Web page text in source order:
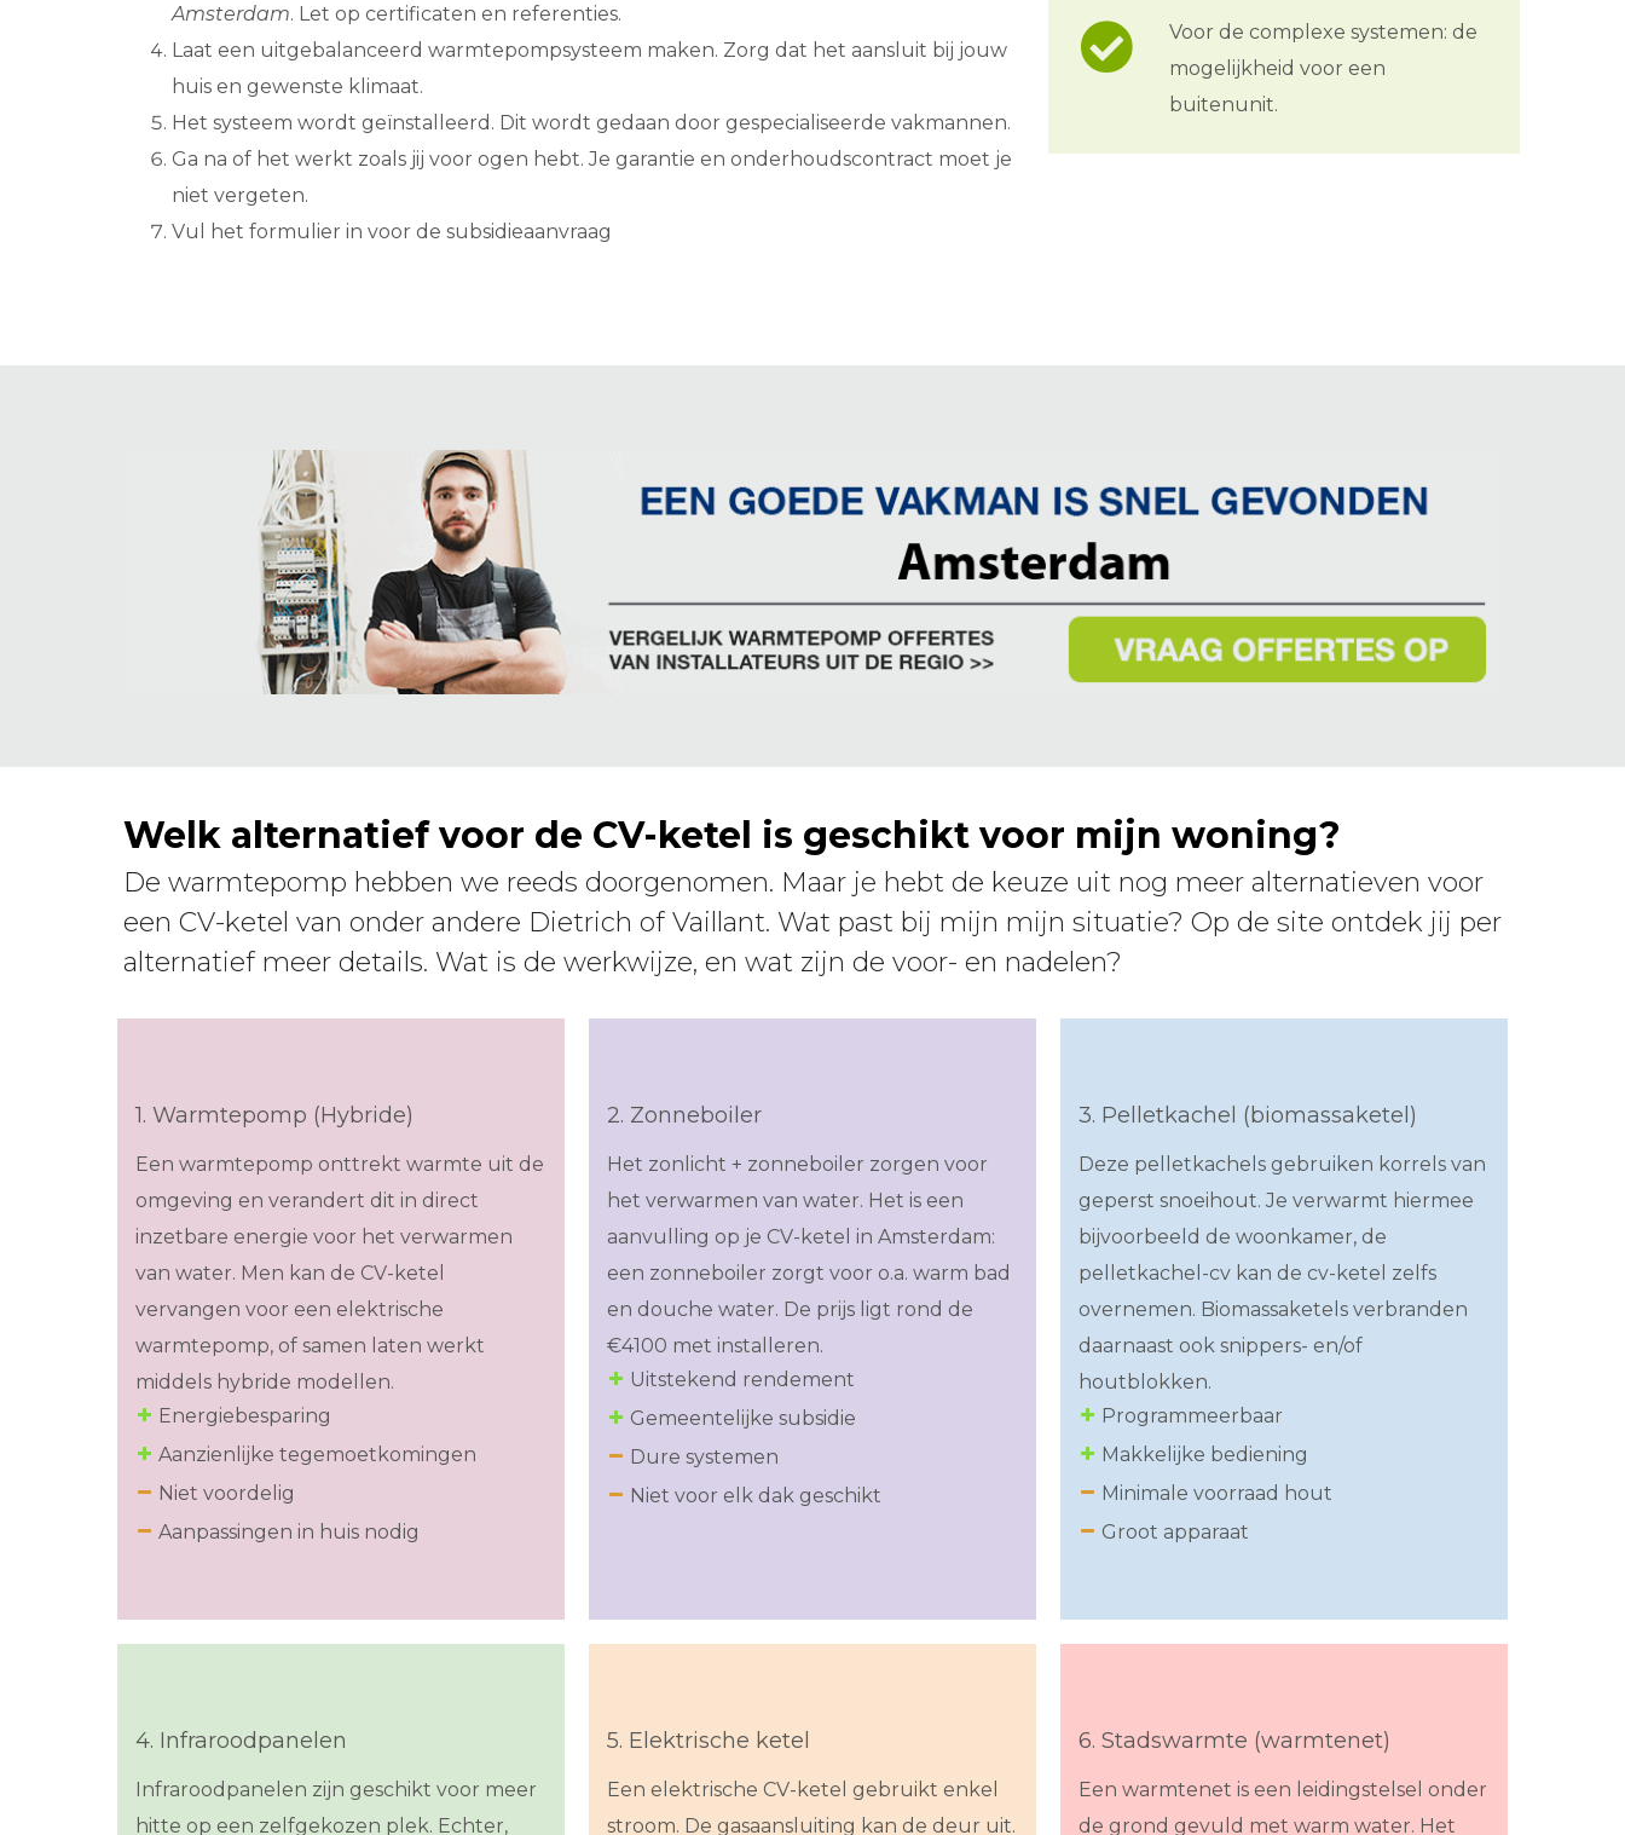
Amsterdam. Let op certificaten en referenties.
Laat een uitgebalanceerd warmtepompsysteem maken. Zorg dat het aansluit bij jouw
huis en gewenste klimaat.
Het systeem wordt geïnstalleerd. Dit wordt gedaan door gespecialiseerde vakmannen.
Ga na of het werkt zoals jij voor ogen hebt. Je garantie en onderhoudscontract moet je
niet vergeten.
Vul het formulier in voor de subsidieaanvraag
Voor de complexe systemen: de
mogelijkheid voor een
buitenunit.
Welk alternatief voor de CV-ketel is geschikt voor mijn woning?
De warmtepomp hebben we reeds doorgenomen. Maar je hebt de keuze uit nog meer alternatieven voor
een CV-ketel van onder andere Dietrich of Vaillant. Wat past bij mijn mijn situatie? Op de site ontdek jij per
alternatief meer details. Wat is de werkwijze, en wat zijn de voor- en nadelen?
1. Warmtepomp (Hybride)
Een warmtepomp onttrekt warmte uit de
omgeving en verandert dit in direct
inzetbare energie voor het verwarmen
van water. Men kan de CV-ketel
vervangen voor een elektrische
warmtepomp, of samen laten werkt
middels hybride modellen.
Energiebesparing
Aanzienlijke tegemoetkomingen
Niet voordelig
Aanpassingen in huis nodig
2. Zonneboiler
Het zonlicht + zonneboiler zorgen voor
het verwarmen van water. Het is een
aanvulling op je CV-ketel in Amsterdam:
een zonneboiler zorgt voor o.a. warm bad
en douche water. De prijs ligt rond de
€4100 met installeren.
Uitstekend rendement
Gemeentelijke subsidie
Dure systemen
Niet voor elk dak geschikt
3. Pelletkachel (biomassaketel)
Deze pelletkachels gebruiken korrels van
geperst snoeihout. Je verwarmt hiermee
bijvoorbeeld de woonkamer, de
pelletkachel-cv kan de cv-ketel zelfs
overnemen. Biomassaketels verbranden
daarnaast ook snippers- en/of
houtblokken.
Programmeerbaar
Makkelijke bediening
Minimale voorraad hout
Groot apparaat
4. Infraroodpanelen
Infraroodpanelen zijn geschikt voor meer
hitte op een zelfgekozen plek. Echter,
5. Elektrische ketel
Een elektrische CV-ketel gebruikt enkel
stroom. De gasaansluiting kan de deur uit.
6. Stadswarmte (warmtenet)
Een warmtenet is een leidingstelsel onder
de grond gevuld met warm water. Het